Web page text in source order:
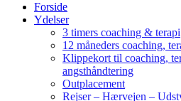
Forside
Ydelser
3 timers coaching & terapi
12 måneders coaching,
Klippekort til coaching,
angsthåndtering
Outplacement
Rejser – Hærvejen –